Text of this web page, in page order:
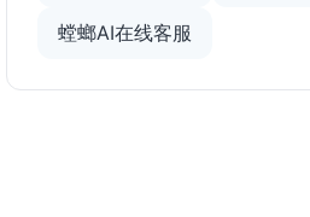
螳螂AI在线客服